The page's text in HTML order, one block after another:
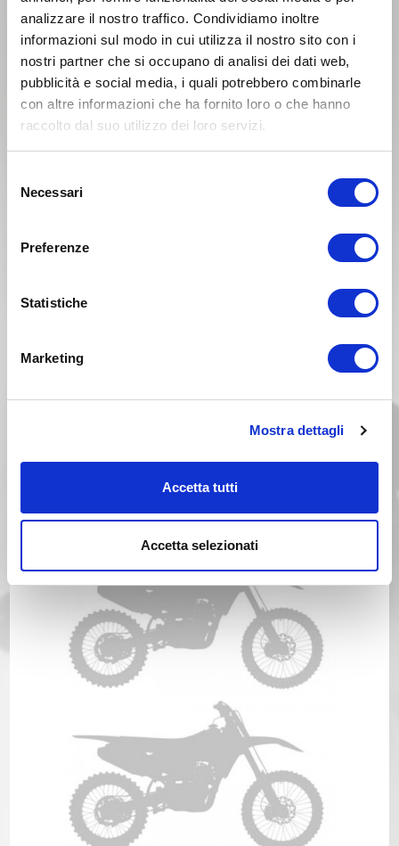
analizzare il nostro traffico. Condividiamo inoltre
informazioni sul modo in cui utilizza il nostro sito con i
nostri partner che si occupano di analisi dei dati web,
pubblicità e social media, i quali potrebbero combinarle
con altre informazioni che ha fornito loro o che hanno
raccolto dal suo utilizzo dei loro servizi.
delNecessari
Preferenze
Statistiche
Marketing
Mostra dettagli
Accetta tutti
Accetta selezionati
KTM MX 250 Anno 1988
KTM MX 250 Anno 1987
Anno 1986